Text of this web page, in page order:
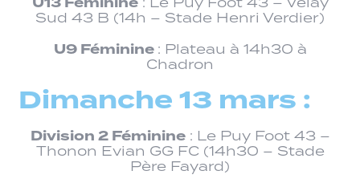
Sud 43 B (14h – Stade Henri Verdier)
U9 Féminine : Plateau à 14h30 à
Chadron
Dimanche 13 mars :
Division 2 Féminine: Le Puy Foot 43 –
Thonon Evian GG FC (14h30 – Stade
Père Fayard)